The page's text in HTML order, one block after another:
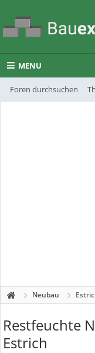
MENU
Foren durchsuchen
Neubau
Restfeuchte
Estrich